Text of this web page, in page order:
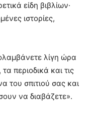
είδη βιβλίων·
ιστορίες,
λίγη ώρα
περιοδικά και τις
του σπιτιού σας και
να διαβάζετε».